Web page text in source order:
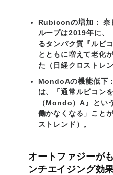
Rubiconの増加：
奈
ループは2019年に、
るタンパク質『ルビ
とともに増えて老化
た（日経クロストレン
MondoAの機能低下：
は、「通常ルビコン
（Mondo）A』とい
働かなくなる」こと
ストレンド）。
オートファジーが
ンチエイジング効